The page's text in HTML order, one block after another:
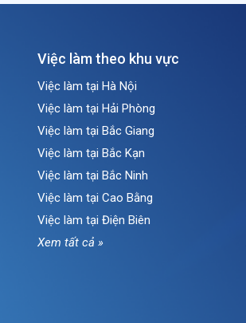
Việc làm theo khu vực
Việc làm tại Hà Nội
Việc làm tại Hải Phòng
Việc làm tại Bắc Giang
Việc làm tại Bắc Kạn
Việc làm tại Bắc Ninh
Việc làm tại Cao Bằng
Việc làm tại Điện Biên
Xem tất cả »